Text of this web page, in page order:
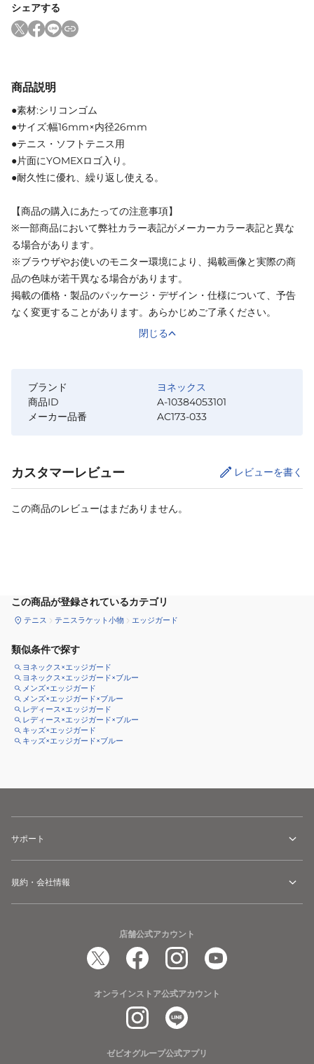
シェアする
商品説明
●素材:シリコンゴム
●サイズ:幅16mm×内径26mm
●テニス・ソフトテニス用
●片面にYOMEXロゴ入り。
●耐久性に優れ、繰り返し使える。
【商品の購入にあたっての注意事項】
※一部商品において弊社カラー表記がメーカーカラー表記と異な
る場合があります。
※ブラウザやお使いのモニター環境により、掲載画像と実際の商
品の色味が若干異なる場合があります。
掲載の価格・製品のパッケージ・デザイン・仕様について、予告
なく変更することがあります。あらかじめご了承ください。
閉じる
ブランド
ヨネックス
商品ID
A-10384053101
メーカー品番
AC173-033
カスタマーレビュー レビューを書く
この商品のレビューはまだありません。
この商品が登録されているカテゴリ
テニス テニスラケット小物 エッジガード
類似条件で探す
ヨネックス×エッジガード
ヨネックス×エッジガード×ブルー
メンズ×エッジガード
メンズ×エッジガード×ブルー
レディース×エッジガード
レディース×エッジガード×ブルー
キッズ×エッジガード
キッズ×エッジガード×ブルー
サポート
規約・会社情報
店舗公式アカウント
オンラインストア公式アカウント
ゼビオグループ公式アプリ